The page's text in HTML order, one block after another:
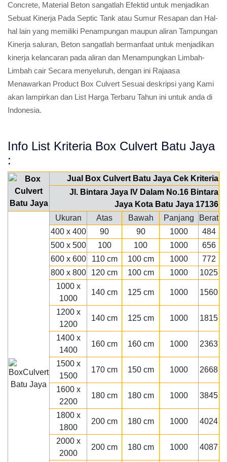
Concrete, Material Beton sangatlah Efektid untuk menjadikan
Sebuat Kinerja Pada Septic Tank atau Sumur Resapan dan Hal-
hal lain yang memiliki Penampungan maupun aliran Tampungan
Kinerja saluran, Beton sangatlah bermanfaat untuk menjadikan
kinerja kelancaran pada aliran dan Menampungkan Limbah-
Limbah cair Secara menyeluruh, dengan ini Rajaasa
Menawarkan Product Box Culvert Sesuai deskripsi yang Kami
akan lampirkan dan List Harga Terbaru Tahun ini untuk anda di
Indonesia.
Info List Kriteria Box Culvert Batu Jaya
:
Jual Box Culvert Batu Jaya Cek Kriteria
Jl. Bintara Jaya IV Dalam No.16 Bintara
Jaya Kota Batu Jaya 17136
Ukuran
Atas Bawah Panjang
Berat
400 x 400
90 90 1000
484
500 x 500
100 100 1000
656
600 x 600
110 cm 100 cm 1000
772
800 x 800
120 cm 100 cm 1000
1025
1000 x
1000
140 cm 125 cm 1000 1560
1200 x
1200
140 cm 125 cm 1000 1815
1400 x
1400
160 cm 160 cm 1000 2363
1500 x
1500
170 cm 150 cm 1000 2668
1600 x
2200
180 cm 180 cm 1000 3845
1800 x
1800
200 cm 180 cm 1000 4024
2000 x
2000
200 cm 180 cm 1000 4087